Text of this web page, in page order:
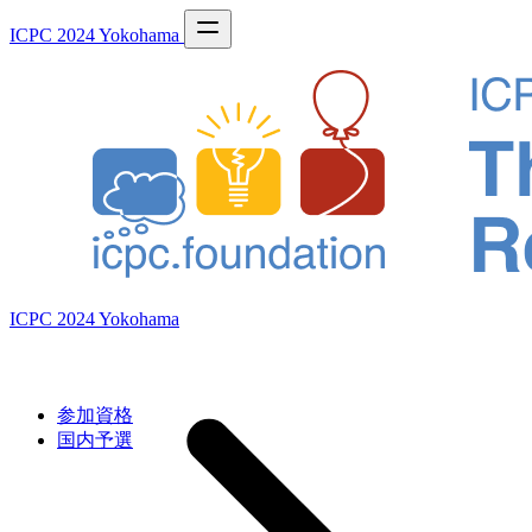
ICPC 2024 Yokohama
参加資格
国内予選
ICPC 2024 Yokohama